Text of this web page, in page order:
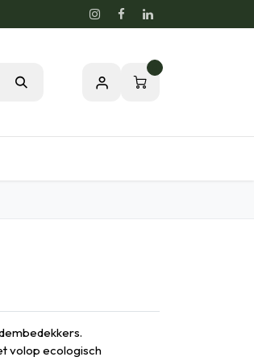
volop ecologisch